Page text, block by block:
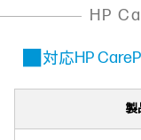
HP
■ 対応HP
製